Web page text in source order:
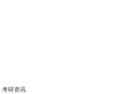
考研资讯